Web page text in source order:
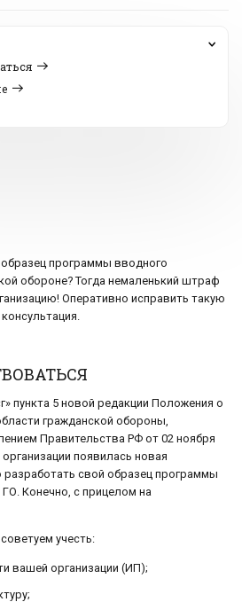
программы вводного
обороне? Тогда немаленький штраф
Оперативно исправить такую
пункта 5 новой редакции Положения о
гражданской обороны,
Правительства РФ от 02 ноября
появилась новая
свой образец программы
Конечно, с прицелом на
учесть:
вашей организации (ИП);